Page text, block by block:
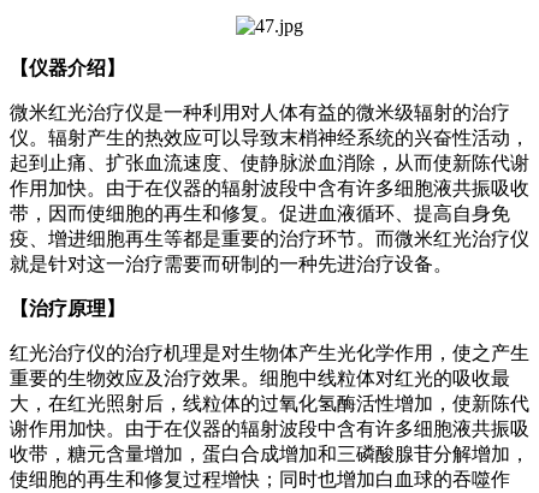
【仪器介绍】
微米红光治疗仪是一种利用对人体有益的微米级辐射的治疗
仪。辐射产生的热效应可以导致末梢神经系统的兴奋性活动，
起到止痛、扩张血流速度、使静脉淤血消除，从而使新陈代谢
作用加快。由于在仪器的辐射波段中含有许多细胞液共振吸收
带，因而使细胞的再生和修复。促进血液循环、提高自身免
疫、增进细胞再生等都是重要的治疗环节。而微米红光治疗仪
就是针对这一治疗需要而研制的一种先进治疗设备。
【治疗原理】
红光治疗仪的治疗机理是对生物体产生光化学作用，使之产生
重要的生物效应及治疗效果。细胞中线粒体对红光的吸收最
大，在红光照射后，线粒体的过氧化氢酶活性增加，使新陈代
谢作用加快。由于在仪器的辐射波段中含有许多细胞液共振吸
收带，糖元含量增加，蛋白合成增加和三磷酸腺苷分解增加，
使细胞的再生和修复过程增快；同时也增加白血球的吞噬作